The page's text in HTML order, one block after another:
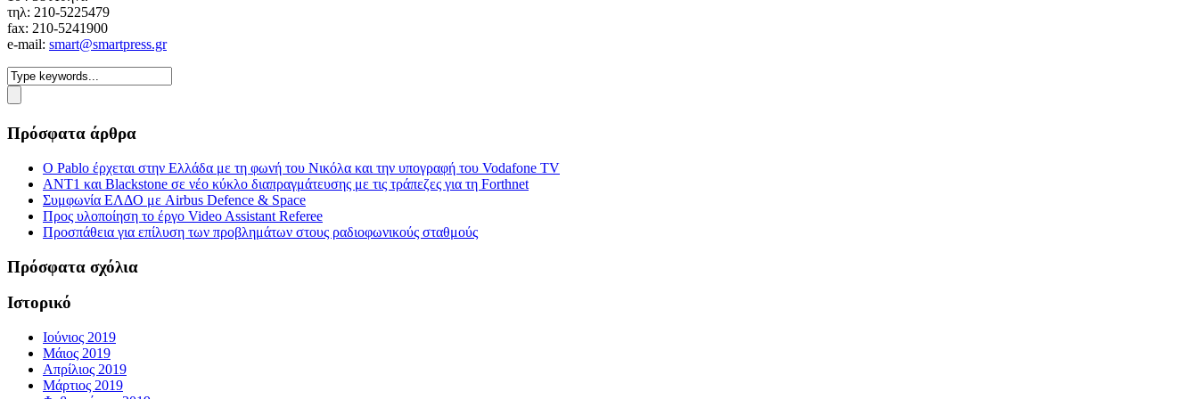
τηλ: 210-5225479
fax: 210-5241900
e-mail: smart@smartpress.gr
Πρόσφατα άρθρα
Ο Pablo έρχεται στην Ελλάδα με τη φωνή του Νικόλα και την υπογραφή του Vodafone TV
ΑΝΤ1 και Blackstone σε νέο κύκλο διαπραγμάτευσης με τις τράπεζες για τη Forthnet
Συμφωνία ΕΛΔΟ με Airbus Defence & Space
Προς υλοποίηση το έργο Video Assistant Referee
Προσπάθεια για επίλυση των προβλημάτων στους ραδιοφωνικούς σταθμούς
Πρόσφατα σχόλια
Ιστορικό
Ιούνιος 2019
Μάιος 2019
Απρίλιος 2019
Μάρτιος 2019